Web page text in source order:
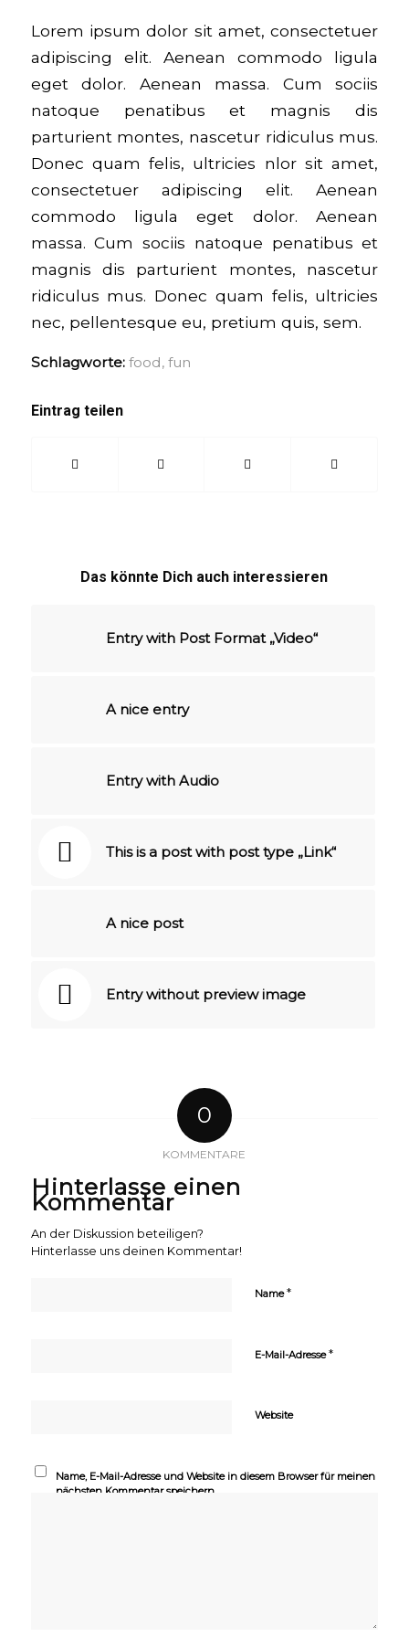
Lorem ipsum dolor sit amet, consectetuer
adipiscing elit. Aenean commodo ligula
eget dolor. Aenean massa. Cum sociis
natoque penatibus et magnis dis
parturient montes, nascetur ridiculus mus.
Donec quam felis, ultricies nlor sit amet,
consectetuer adipiscing elit. Aenean
commodo ligula eget dolor. Aenean
massa. Cum sociis natoque penatibus et
magnis dis parturient montes, nascetur
ridiculus mus. Donec quam felis, ultricies
nec, pellentesque eu, pretium quis, sem.
Schlagworte: food, fun
Eintrag teilen
Das könnte Dich auch interessieren
Entry with Post Format „Video“
A nice entry
Entry with Audio
This is a post with post type „Link“
A nice post
Entry without preview image
0
KOMMENTARE
Hinterlasse einen
Kommentar
An der Diskussion beteiligen?
Hinterlasse uns deinen Kommentar!
Name*
E-Mail-Adresse*
Website
Name, E-Mail-Adresse und Website in diesem Browser für meinen
nächsten Kommentar speichern.